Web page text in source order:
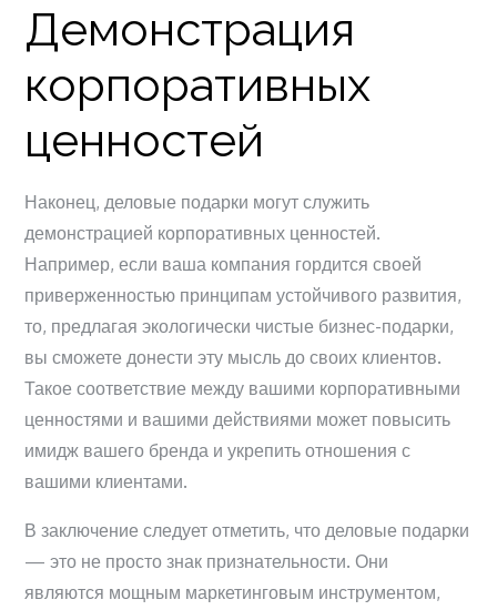
Демонстрация
корпоративных
ценностей
Наконец, деловые подарки могут служить
демонстрацией корпоративных ценностей.
Например, если ваша компания гордится своей
приверженностью принципам устойчивого развития,
то, предлагая экологически чистые бизнес-подарки,
вы сможете донести эту мысль до своих клиентов.
Такое соответствие между вашими корпоративными
ценностями и вашими действиями может повысить
имидж вашего бренда и укрепить отношения с
вашими клиентами.
В заключение следует отметить, что деловые подарки
— это не просто знак признательности. Они
являются мощным маркетинговым инструментом,